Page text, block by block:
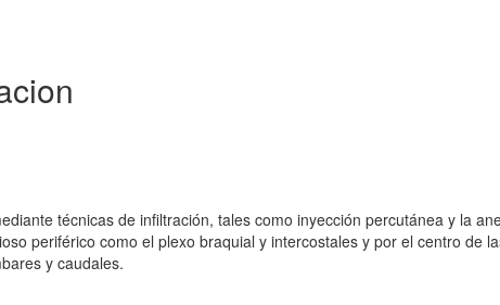
técnicas de infiltración, tales como inyección percutánea y la
periférico como el plexo braquial y intercostales y por el centro de
y caudales.